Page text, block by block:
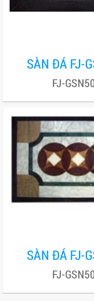
SÀN ĐÁ FJ-
FJ-
SÀN ĐÁ FJ-
FJ-